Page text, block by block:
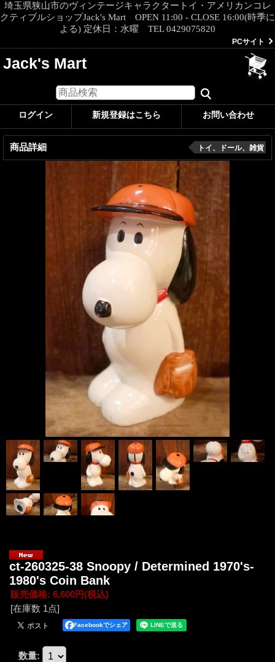
埼玉県狭山市のヴィンテージキャラクタートイ・アメリカンコレ
クティブルショップJack's Mart OPEN 11:00 - CLOSE 16:00(時季に
よる) 定休日：水曜 TEL 0429075820
PCサイト
Jack's Mart
ログイン 新規登録はこちら お問い合わせ
商品詳細 トイ、ドール、雑貨
ct-260325-38 Snoopy / Determined 1970's-
1980's Coin Bank
販売価格: 6,600円(税込)
[在庫数 1点]
Facebookでシェア
数量: